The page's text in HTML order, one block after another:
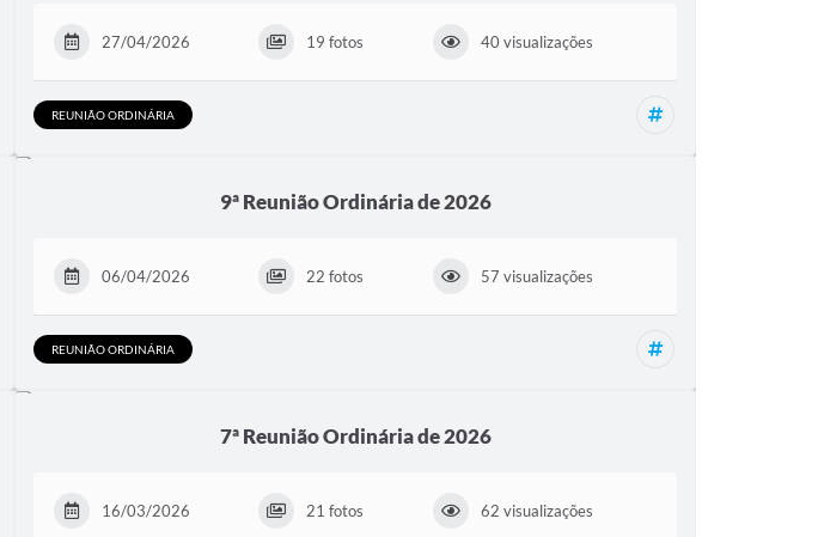
Reunião Ordinária, Reuniões
27/04/2026 19 fotos 40 visualizações
REUNIÃO ORDINÁRIA
Reunião Ordinária, Reuniões
9ª Reunião Ordinária de 2026
06/04/2026 22 fotos 57 visualizações
REUNIÃO ORDINÁRIA
7ª Reunião Ordinária de 2026
16/03/2026 21 fotos 62 visualizações